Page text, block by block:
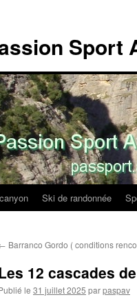
Sport
canyon Ski de randonnée
Barranco Gordo ( conditions
12 cascades
le 31 juillet 2025 parpaspav